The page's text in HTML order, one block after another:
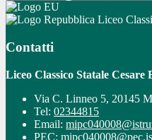
Liceo
Contatti
Liceo Classico Statale Cesare
Via C. Linneo 5, 20145
Tel: 02344815
Email:
PEC: